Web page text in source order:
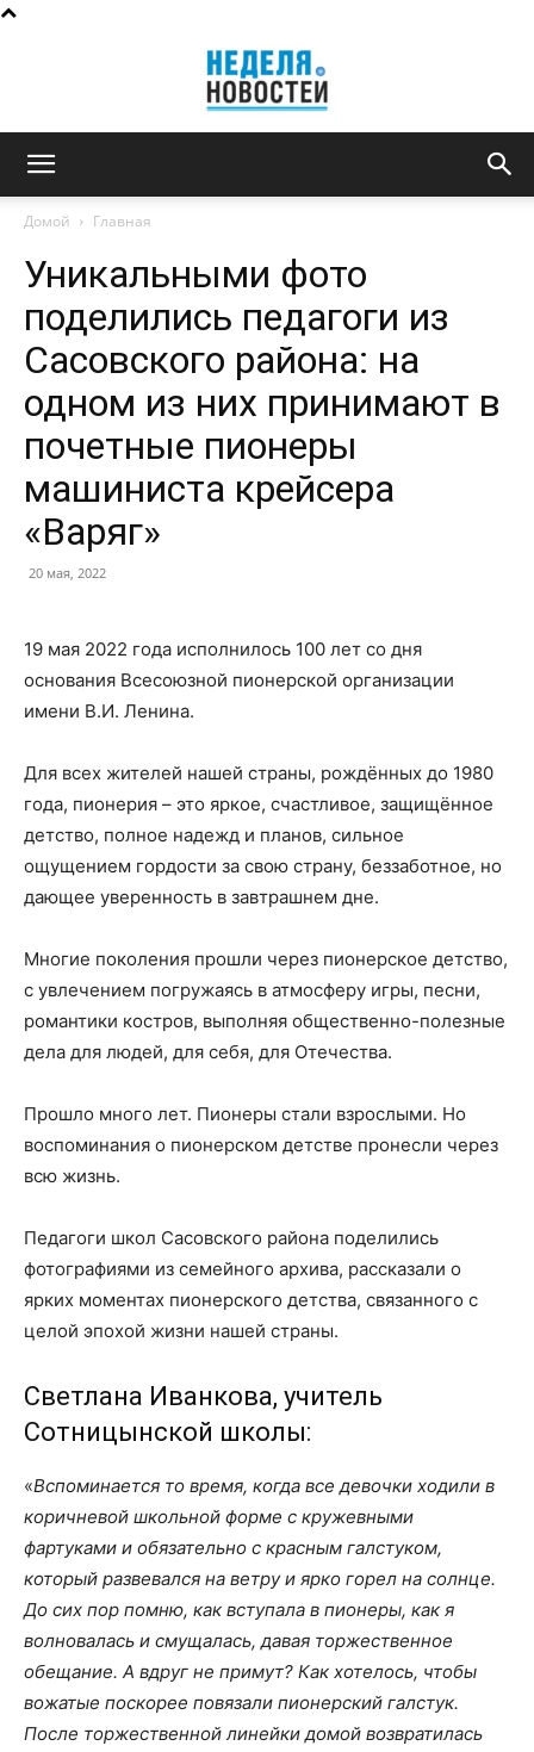
новостей
Домой Главная
Уникальными фото
поделились педагоги из
Сасовского района: на
одном из них принимают в
почетные пионеры
машиниста крейсера
«Варяг»
20 мая, 2022
19 мая 2022 года исполнилось 100 лет со дня
основания Всесоюзной пионерской организации
имени В.И. Ленина.
Для всех жителей нашей страны, рождённых до 1980
года, пионерия – это яркое, счастливое, защищённое
детство, полное надежд и планов, сильное
ощущением гордости за свою страну, беззаботное, но
дающее уверенность в завтрашнем дне.
Многие поколения прошли через пионерское детство,
с увлечением погружаясь в атмосферу игры, песни,
романтики костров, выполняя общественно-полезные
дела для людей, для себя, для Отечества.
Прошло много лет. Пионеры стали взрослыми. Но
воспоминания о пионерском детстве пронесли через
всю жизнь.
Педагоги школ Сасовского района поделились
фотографиями из семейного архива, рассказали о
ярких моментах пионерского детства, связанного с
целой эпохой жизни нашей страны.
Светлана Иванкова, учитель
Сотницынской школы:
«Вспоминается то время, когда все девочки ходили в
коричневой школьной форме с кружевными
фартуками и обязательно с красным галстуком,
который развевался на ветру и ярко горел на солнце.
До сих пор помню, как вступала в пионеры, как я
волновалась и смущалась, давая торжественное
обещание. А вдруг не примут? Как хотелось, чтобы
вожатые поскорее повязали пионерский галстук.
После торжественной линейки домой возвратилась